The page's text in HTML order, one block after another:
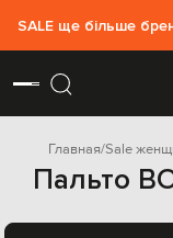
SALE ще більше
Главная Sale
Пальто